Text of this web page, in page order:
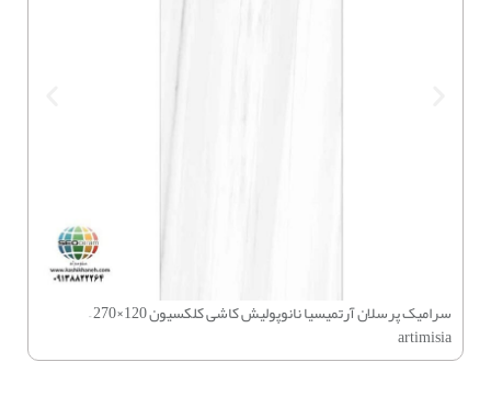
سرامیک پرسلان آرتمیسیا نانوپولیش کاشی کلکسیون 120×270 –
artimisia